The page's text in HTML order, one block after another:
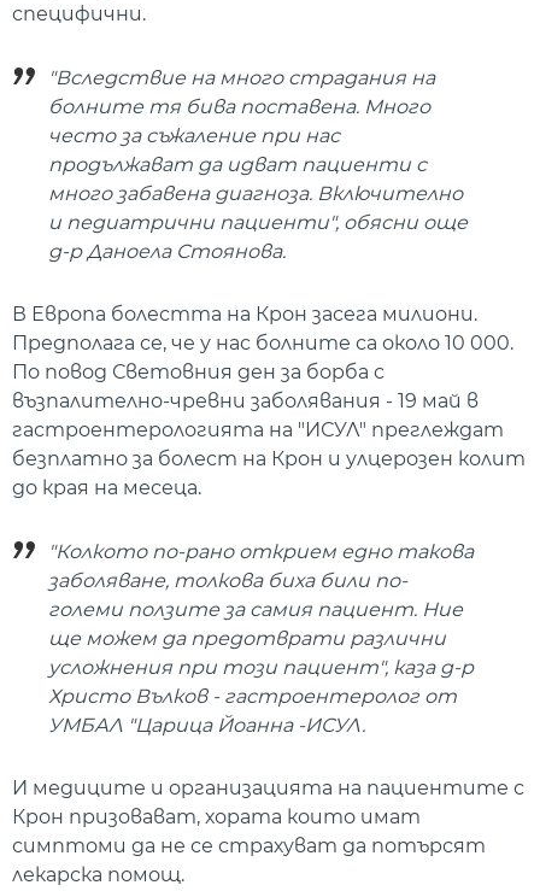
специфични.
"Вследствие на много страдания на
болните тя бива поставена. Много
често за съжаление при нас
продължават да идват пациенти с
много забавена диагноза. Включително
и педиатрични пациенти", обясни още
д-р Даноела Стоянова.
В Европа болестта на Крон засега милиони.
Предполага се, че у нас болните са около 10 000.
По повод Световния ден за борба с
възпалително-чревни заболявания - 19 май в
гастроентерологията на "ИСУЛ" преглеждат
безплатно за болест на Крон и улцерозен колит
до края на месеца.
"Колкото по-рано открием едно такова
заболяване, толкова биха били по-
големи ползите за самия пациент. Ние
ще можем да предотврати различни
усложнения при този пациент", каза д-р
Христо Вълков - гастроентеролог от
УМБАЛ "Царица Йоанна -ИСУЛ.
И медиците и организацията на пациентите с
Крон призовават, хората които имат
симптоми да не се страхуват да потърсят
лекарска помощ.